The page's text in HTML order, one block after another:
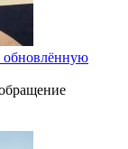
обновлённую